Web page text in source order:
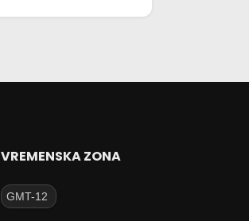
VREMENSKA ZONA